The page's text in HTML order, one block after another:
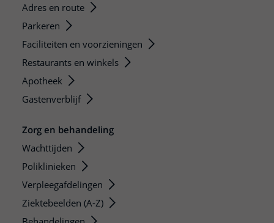
Adres en route
Parkeren
Faciliteiten en voorzieningen
Restaurants en winkels
Apotheek
Gastenverblijf
Zorg en behandeling
Wachttijden
Poliklinieken
Verpleegafdelingen
Ziektebeelden (A-Z)